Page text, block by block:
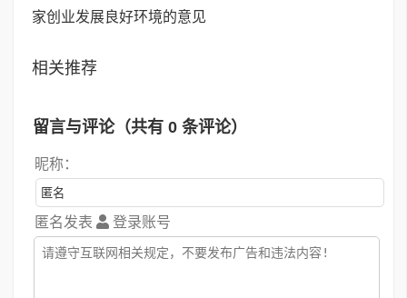
家创业发展良好环境的意见
相关推荐
留言与评论（共有 0 条评论）
昵称：
匿名发表 登录账号